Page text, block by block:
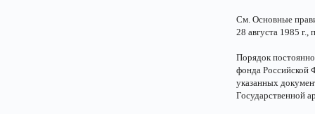
См. Основные
28 августа 1985 г.,
Порядок
фонда Российской
указанных
Государственной